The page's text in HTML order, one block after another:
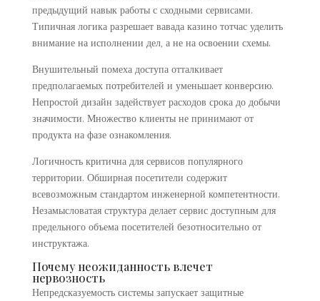
предыдущий навык работы с сходными сервисами.
Типичная логика разрешает вавада казино тотчас уделить
внимание на исполнении дел, а не на освоении схемы.
Внушительный помеха доступа отталкивает
предполагаемых потребителей и уменьшает конверсию.
Непростой дизайн задействует расходов срока до добычи
значимости. Множество клиенты не принимают от
продукта на фазе ознакомления.
Логичность критична для сервисов популярного
территории. Обширная посетители содержит
всевозможным стандартом инженерной компетентности.
Незамысловатая структура делает сервис доступным для
предельного объема посетителей безотносительно от
инструктажа.
Почему неожиданность влечет
нервозность
Непредсказуемость системы запускает защитные